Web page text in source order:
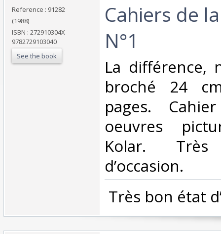
Reference : 91282
(1988)
ISBN : 272910304X
9782729103040
See the book
‎Cahiers de
N°1‎
‎La différence,
broché 24
pages.
oeuvres
Kolar.
d’occasion.‎
Très bon état